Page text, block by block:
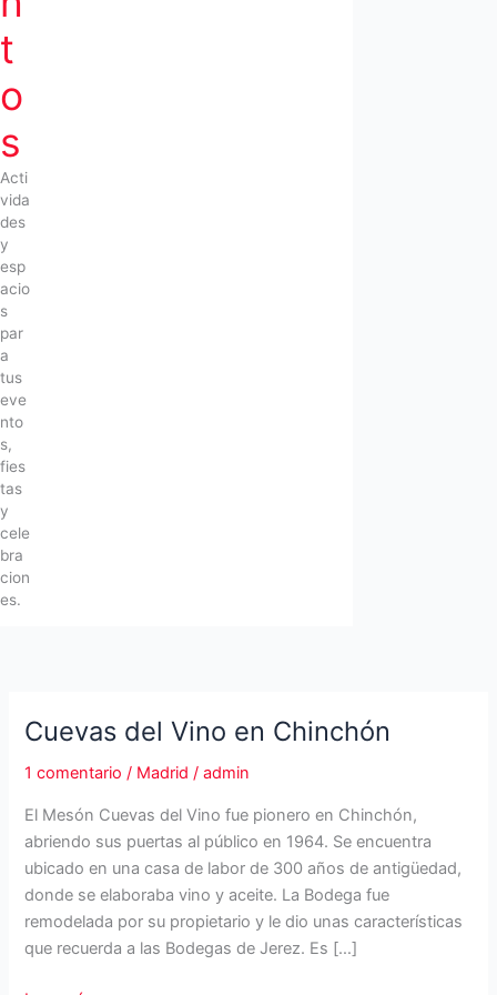
t
o
s
Acti
vida
des
y
esp
acio
s
par
a
tus
eve
nto
s,
fies
tas
y
cele
bra
cion
es.
Cuevas del Vino en Chinchón
1 comentario / Madrid /admin
El Mesón Cuevas del Vino fue pionero en Chinchón,
abriendo sus puertas al público en 1964. Se encuentra
ubicado en una casa de labor de 300 años de antigüedad,
donde se elaboraba vino y aceite. La Bodega fue
remodelada por su propietario y le dio unas características
que recuerda a las Bodegas de Jerez. Es […]